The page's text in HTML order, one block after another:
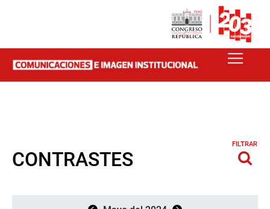
CONTRASTES
FILTRAR